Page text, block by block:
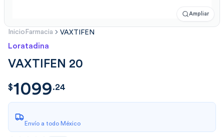
Ampliar
Inicio Farmacia VAXTIFEN
Loratadina
VAXTIFEN 20
$ 1099.2414
$1099.24
Envío a todo México